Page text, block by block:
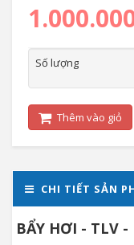
Số lượng
Thêm vào giỏ
CHI TIẾT SẢN
BẨY HƠI - TLV -